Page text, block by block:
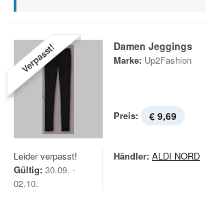
Verpasst! Damen Jeggings
Marke: Up2Fashion
Preis: € 9,69
Leider verpasst!
Gültig: 30.09. -
02.10.
Händler: ALDI NORD